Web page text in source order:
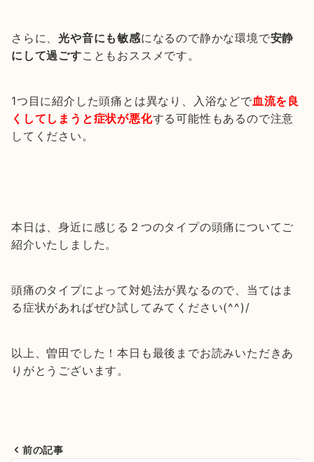
さらに、光や音にも敏感になるので静かな環境で安静
にして過ごすこともおススメです。
1つ目に紹介した頭痛とは異なり、入浴などで血流を良
くしてしまうと症状が悪化する可能性もあるので注意
してください。
本日は、身近に感じる２つのタイプの頭痛についてご
紹介いたしました。
頭痛のタイプによって対処法が異なるので、当てはま
る症状があればぜひ試してみてください(^^)/
以上、曽田でした！本日も最後までお読みいただきあ
りがとうございます。
前の記事